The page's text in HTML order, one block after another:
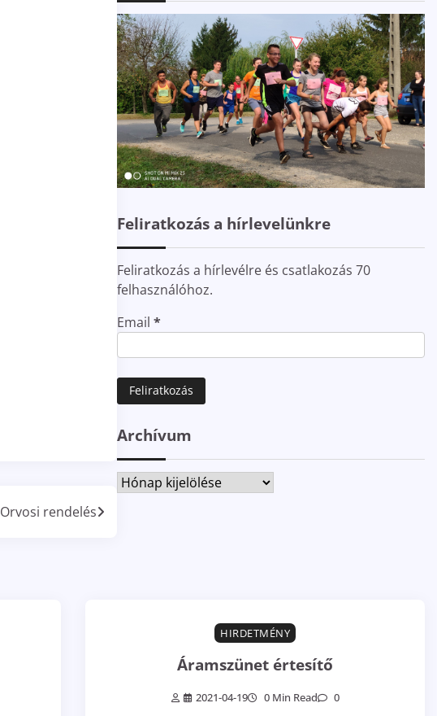
Orvosi rendelés
Feliratkozás a hírlevelünkre
Feliratkozás a hírlevélre és csatlakozás 70
felhasználóhoz.
Email *
Archívum
Archívum
HIRDETMÉNY
Áramszünet értesítő
2021-04-19 0 Min Read 0